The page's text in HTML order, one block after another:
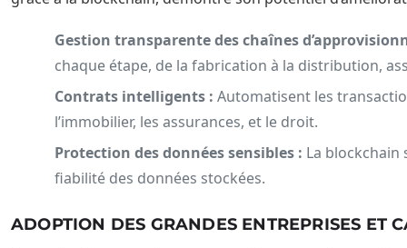
Gestion transparente des chaînes
chaque étape, de la fabrication à la distribution,
Contrats intelligents : Automatisent les
l’immobilier, les assurances, et le droit.
Protection des données sensibles : La
fiabilité des données stockées.
ADOPTION DES GRANDES ENTREPRISES ET